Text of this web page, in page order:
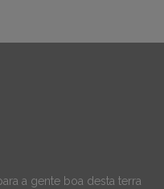
a gente boa desta terra